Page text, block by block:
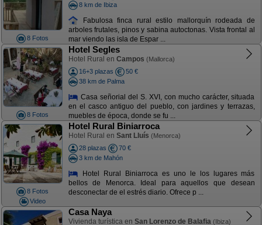
8 Fotos
8 km de Ibiza
Fabulosa finca rural estilo mallorquín rodeada de
arboles frutales, pinos y sabina autoctonas. Vista frontal al
mar viendo las isla de Espar ...
8 Fotos
Hotel Segles
Hotel Rural en Campos (Mallorca)
16+3 plazas
50 €
38 km de Palma
Casa señorial del S. XVI, con mucho carácter, situada
en el casco antiguo del pueblo, con jardines y terrazas,
muebles de época, donde se fu ...
8 Fotos
Video
Hotel Rural Biniarroca
Hotel Rural en Sant Lluís (Menorca)
28 plazas
70 €
3 km de Mahón
Hotel Rural Biniarroca es uno le los lugares más
bellos de Menorca. Ideal para aquellos que desean
desconectar de el estrés diario. Ofrece p ...
Casa Naya
Vivienda turística en San Lorenzo de Balafia (Ibiza)